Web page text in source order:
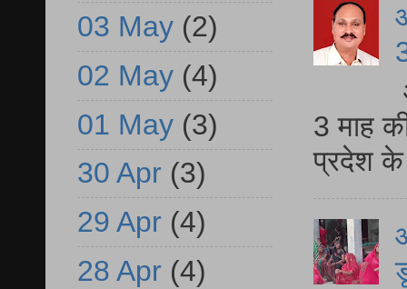
3 माह
प्रदेश
03 May (2)
02 May (4)
01 May (3)
30 Apr (3)
29 Apr (4)
28 Apr (4)